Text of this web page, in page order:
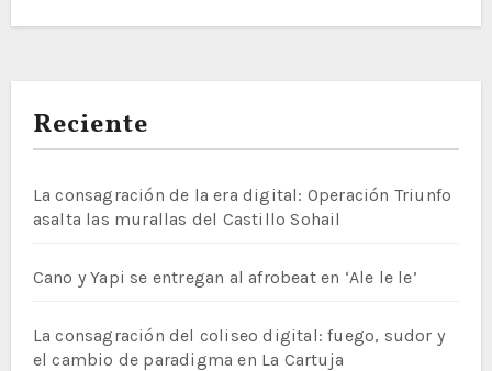
Reciente
La consagración de la era digital: Operación Triunfo
asalta las murallas del Castillo Sohail
Cano y Yapi se entregan al afrobeat en ‘Ale le le’
La consagración del coliseo digital: fuego, sudor y
el cambio de paradigma en La Cartuja